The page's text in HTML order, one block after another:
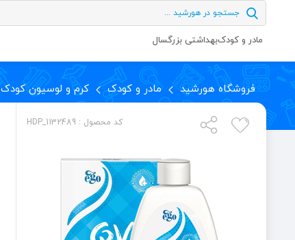
مادر و کودکبهداشتی بزرگسال
فروشگاه هورشید مادر و کودک کرم و لوسیون کودک
کد محصول : HDP_1132489